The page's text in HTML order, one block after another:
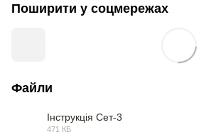
Поширити у соцмережах
Файли
Інструкція Сет-3
471 КБ